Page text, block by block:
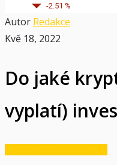
-2.51 %
Autor Redakce
Kvě 18, 2022
Do jaké
vyplatí)